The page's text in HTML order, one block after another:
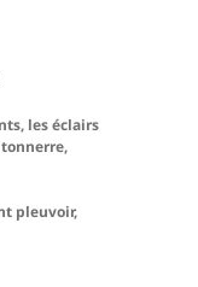
les éclairs
pleuvoir,